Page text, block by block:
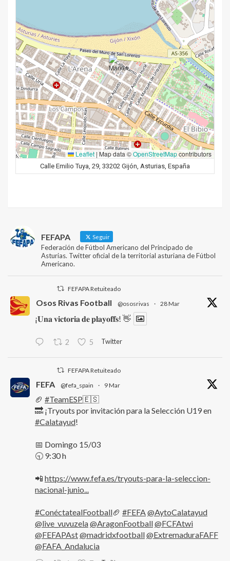
Leaflet | Map data ©OpenStreetMapcontributors
Calle Emilio Tuya, 29, 33202 Gijón, Asturias, España
FEFAPA Seguir
Federación de Fútbol Americano del Principado de
Asturias. Twitter oficial de la territorial asturiana de Fútbol
Americano.
FEFAPA Retuiteado
Osos Rivas Football @ososrivas · 28 Mar
¡𝐔𝐧𝐚 𝐯𝐢𝐜𝐭𝐨𝐫𝐢𝐚 𝐝𝐞 𝐩𝐥𝐚𝐲𝐨𝐟𝐟𝐬! 👋
2 5 Twitter
FEFAPA Retuiteado
FEFA @fefa_spain · 9 Mar
🏈 #TeamESP🇪🇸
🔜 ¡Tryouts por invitación para la Selección U19 en
#Calatayud!
📅 Domingo 15/03
🕤 9:30 h
📲 https://www.fefa.es/tryouts-para-la-seleccion-
nacional-junio...
#ConéctatealFootball🏈 #FEFA@AytoCalatayud
@live_vuvuzela@AragonFootball@FCFAtwi
@FEFAPAst@madridxfootball@ExtremaduraFAFF
@FAFA_Andalucia